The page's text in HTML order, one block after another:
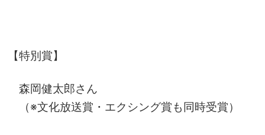
【特別賞】
森岡健太郎さん
（※文化放送賞・エクシング賞も同時受賞）